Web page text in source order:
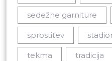
sedežne garniture
sprostitev
tekma tradicija